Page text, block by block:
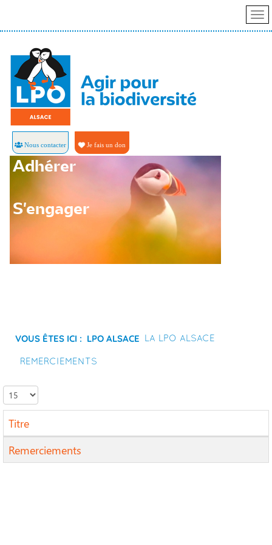
Nous contacter Je fais un don
Adhérer
S'engager
Vous êtes ici : LPO Alsace La LPO Alsace
Remerciements
Affichage
Articles
Titre
Remerciements